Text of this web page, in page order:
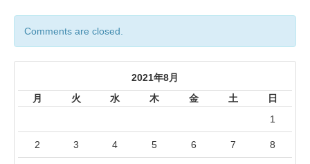
Comments are closed.
2021年8月
月
火 水 木 金 土 日
1
2 3 4 5 6 7 8